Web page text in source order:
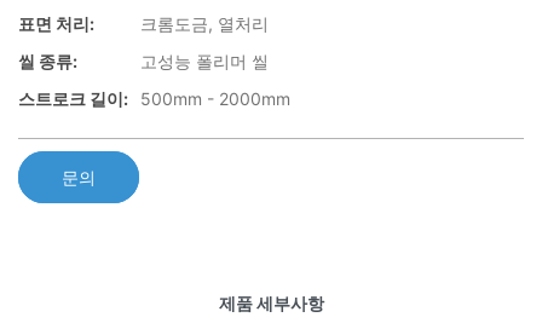
표면 처리:
크롬도금, 열처리
씰 종류:
고성능 폴리머 씰
스트로크 길이:
500mm - 2000mm
문의
제품 세부사항